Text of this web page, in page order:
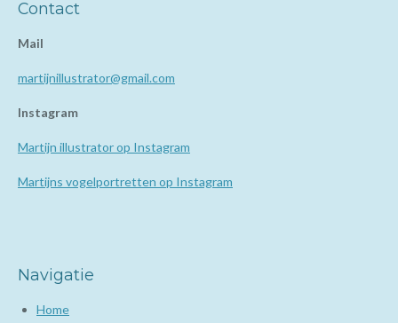
Contact
Mail
martijnillustrator@gmail.com
Instagram
Martijn illustrator op Instagram
Martijns vogelportretten op Instagram
Navigatie
Home